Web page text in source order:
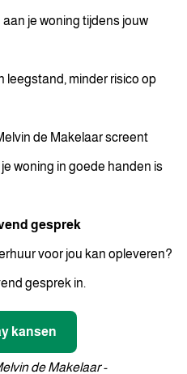
aan je woning tijdens jouw
leegstand, minder risico op
de Makelaar screent
woning in goede handen is
gesprek
voor jou kan opleveren?
gesprek in.
kansen
de Makelaar -